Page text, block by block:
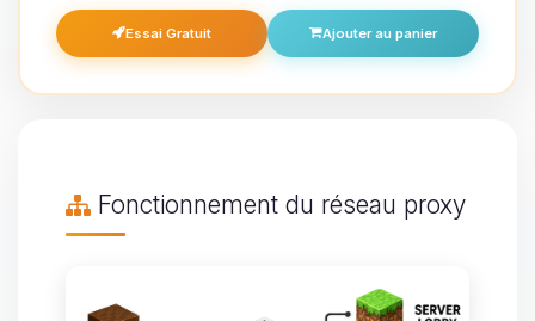
Essai Gratuit Ajouter au panier
Fonctionnement du réseau proxy